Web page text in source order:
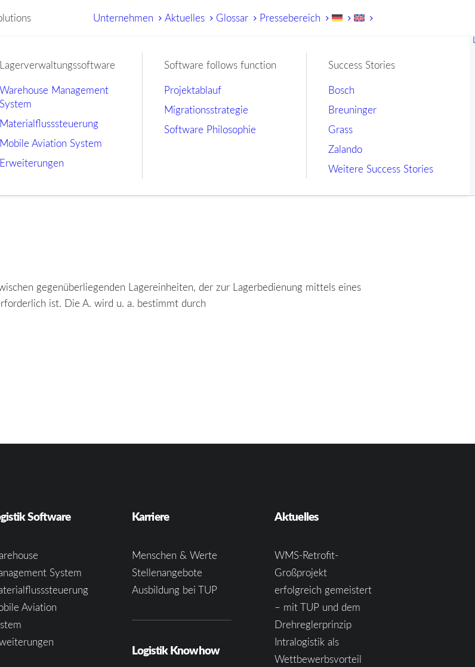
Unternehmen Aktuelles Glossar Pressebereich
Lagerverwaltungssoftware
Warehouse Management
System
Materialflusssteuerung
Mobile Aviation System
Erweiterungen
Software follows function
Projektablauf
Migrationsstrategie
Software Philosophie
Success Stories
Bosch
Breuninger
Grass
Zalando
Weitere Success Stories
gegenüberliegenden Lagereinheiten, der zur Lagerbedienung mittels eines
ist. Die A. wird u. a. bestimmt durch
Software
System
Aviation
Karriere
Menschen & Werte
Stellenangebote
Ausbildung bei TUP
Logistik Knowhow
Aktuelles
WMS-Retrofit-
Großprojekt
erfolgreich gemeistert
– mit TUP und dem
Drehreglerprinzip
Intralogistik als
Wettbewerbsvorteil